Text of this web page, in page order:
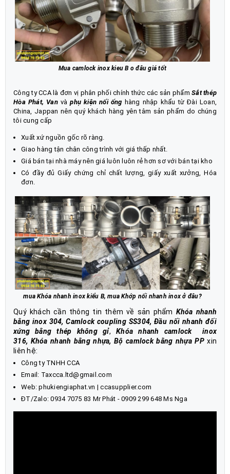
Mua camlock inox kieu B o đâu giá tốt
Công ty CCA là đơn vị phân phối chính thức các sản phẩm Sắt thép
Hòa Phát, Van và phụ kiện nối ống hàng nhập khẩu từ Đài Loan,
China, Jappan nên quý khách hàng yên tâm sản phẩm do chúng
tôi cung cấp
Xuất xứ nguồn gốc rõ ràng.
Giao hàng tận chân công trình với giá thấp nhất.
Giá bán tại nhà máy nên giá luôn luôn rẻ hơn sơ với bán tại kho
Có đầy đủ Giấy chứng chỉ chất lượng, giấy xuất xưởng, Hóa
đơn.
muaKhóa nhanh inox kiểu B,mua Khớp nối nhanh inoxở đâu?
Quý khách cần thông tin thêm về sản phẩm Khóa nhanh
bằng inox 304, Camlock coupling SS304, Đầu nối nhanh đối
xứng bằng thép không gỉ,Khóa nhanh camlock inox
316, Khóa nhanh bằng nhựa, Bộ camlock bằng nhựa PP xin
liên hệ:
Công ty TNHH CCA
Email: Taxcca.ltd@gmail.com
Web:phukiengiaphat.vn |ccasupplier.com
ĐT/Zalo:0934 7075 83 Mr Phát - 0909 299 648 Ms Nga